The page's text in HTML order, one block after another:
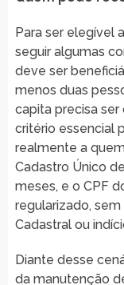
Para ser elegível
seguir algumas
deve ser
menos duas
capita precisa
critério essencial
realmente a
Cadastro Único
meses, e o CPF
regularizado,
Cadastral ou
Diante desse
da manutenção